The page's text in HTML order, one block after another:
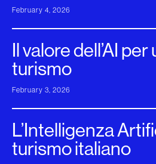
February 4, 2026
Il valore dell’AI
turismo
February 3, 2026
L’Intelligenza
turismo italiano